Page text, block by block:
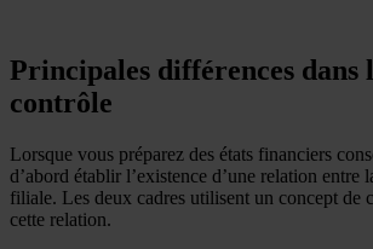
Principales différences dans
contrôle
Lorsque vous préparez des états financiers
d’abord établir l’existence d’une relation entre
filiale. Les deux cadres utilisent un concept de
cette relation.